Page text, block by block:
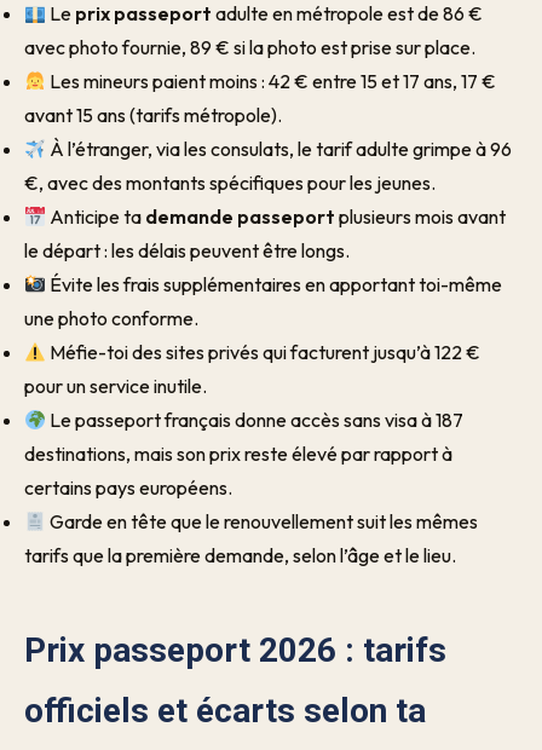
Le prix passeport adulte en métropole est de 86 €
avec photo fournie, 89 € si la photo est prise sur place.
Les mineurs paient moins : 42 € entre 15 et 17 ans, 17 €
avant 15 ans (tarifs métropole).
À l’étranger, via les consulats, le tarif adulte grimpe à 96
€, avec des montants spécifiques pour les jeunes.
Anticipe ta demande passeport plusieurs mois avant
le départ : les délais peuvent être longs.
Évite les frais supplémentaires en apportant toi-même
une photo conforme.
Méfie-toi des sites privés qui facturent jusqu’à 122 €
pour un service inutile.
Le passeport français donne accès sans visa à 187
destinations, mais son prix reste élevé par rapport à
certains pays européens.
Garde en tête que le renouvellement suit les mêmes
tarifs que la première demande, selon l’âge et le lieu.
Prix passeport 2026 : tarifs
officiels et écarts selon ta